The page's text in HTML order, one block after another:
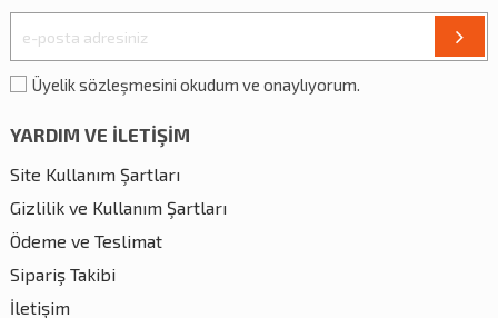
Üyelik sözleşmesini okudum ve onaylıyorum.
YARDIM VE İLETİŞİM
Site Kullanım Şartları
Gizlilik ve Kullanım Şartları
Ödeme ve Teslimat
Sipariş Takibi
İletişim